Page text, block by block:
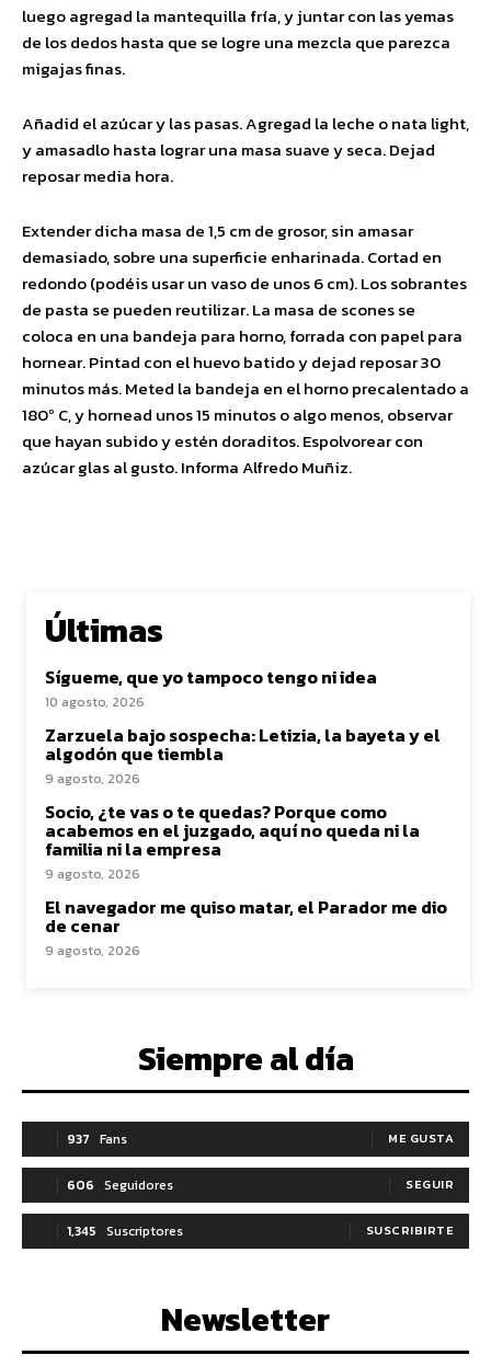
luego agregad la mantequilla fría, y juntar con las yemas
de los dedos hasta que se logre una mezcla que parezca
migajas finas.
Añadid el azúcar y las pasas. Agregad la leche o nata light,
y amasadlo hasta lograr una masa suave y seca. Dejad
reposar media hora.
Extender dicha masa de 1,5 cm de grosor, sin amasar
demasiado, sobre una superficie enharinada. Cortad en
redondo (podéis usar un vaso de unos 6 cm). Los sobrantes
de pasta se pueden reutilizar. La masa de scones se
coloca en una bandeja para horno, forrada con papel para
hornear. Pintad con el huevo batido y dejad reposar 30
minutos más. Meted la bandeja en el horno precalentado a
180º C, y hornead unos 15 minutos o algo menos, observar
que hayan subido y estén doraditos. Espolvorear con
azúcar glas al gusto. Informa Alfredo Muñiz.
Últimas
Sígueme, que yo tampoco tengo ni idea
10 agosto, 2026
Zarzuela bajo sospecha: Letizia, la bayeta y el
algodón que tiembla
9 agosto, 2026
Socio, ¿te vas o te quedas? Porque como
acabemos en el juzgado, aquí no queda ni la
familia ni la empresa
9 agosto, 2026
El navegador me quiso matar, el Parador me dio
de cenar
9 agosto, 2026
Siempre al día
937 Fans ME GUSTA
606 Seguidores SEGUIR
1,345 Suscriptores SUSCRIBIRTE
Newsletter